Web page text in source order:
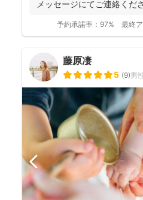
メッセージにてご連絡くだ
予約承諾率： 97% 最終
藤原凄
5 (9)男